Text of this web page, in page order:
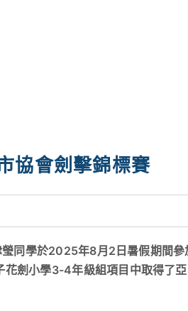
協會劍擊錦標賽
瑩同學於2025年8月2日暑假期間
劍小學3-4年級組項目中取得了亞